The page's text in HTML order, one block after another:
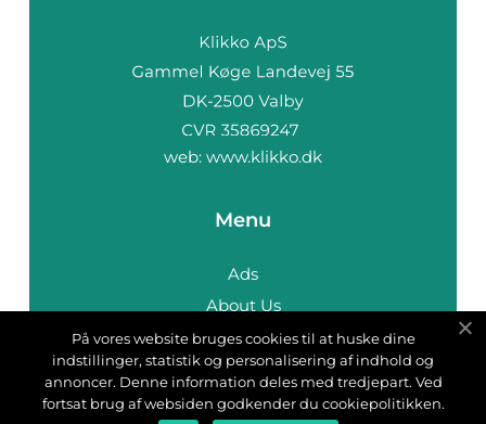
web: www.klikko.dk
Menu
Ads
About Us
Cookies
Contact
Sitemap
På vores website bruges cookies til at huske dine
indstillinger, statistik og personalisering af indhold og
annoncer. Denne information deles med tredjepart. Ved
fortsat brug af websiden godkender du cookiepolitikken.